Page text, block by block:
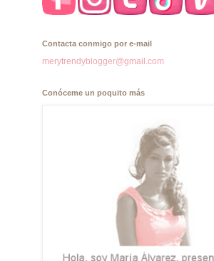
Contacta conmigo por e-mail
merytrendyblogger@gmail.com
Conóceme un poquito más